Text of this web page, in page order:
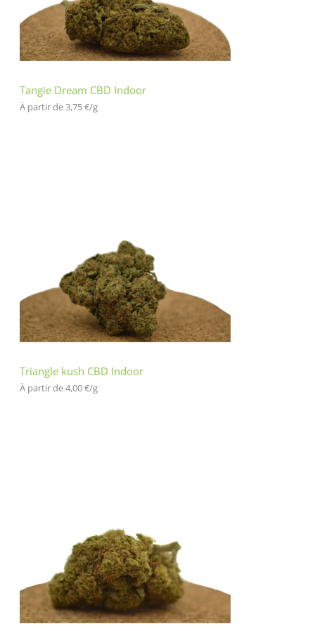
Tangie Dream CBD Indoor
À partir de 3,75€/g
Triangle kush CBD Indoor
À partir de 4,00€/g